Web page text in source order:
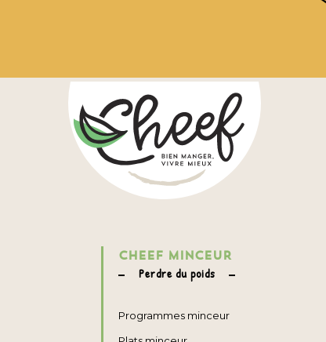
CHEEF MINCEUR
Perdre du poids
Programmes minceur